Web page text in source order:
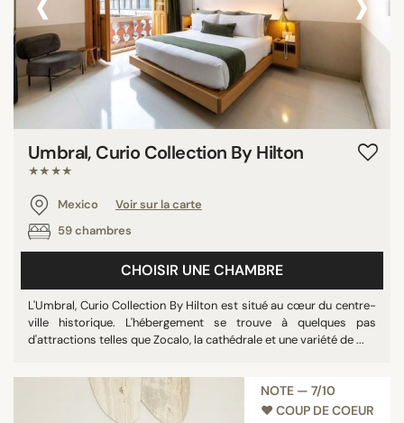
Umbral, Curio Collection By Hilton
★★★★
Mexico
Voir sur la carte
59 chambres
CHOISIR UNE CHAMBRE
L'Umbral, Curio Collection By Hilton est situé au cœur du centre-
ville historique. L'hébergement se trouve à quelques pas
d'attractions telles que Zocalo, la cathédrale et une variété de ...
NOTE — 7/10
♥︎ COUP DE COEUR